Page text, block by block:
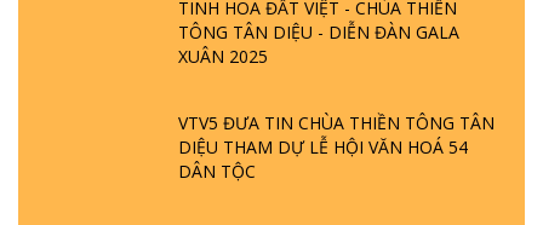
TINH HOA ĐẤT VIỆT - CHÙA THIỀN
TÔNG TÂN DIỆU - DIỄN ĐÀN GALA
XUÂN 2025
VTV5 ĐƯA TIN CHÙA THIỀN TÔNG TÂN
DIỆU THAM DỰ LỄ HỘI VĂN HOÁ 54
DÂN TỘC